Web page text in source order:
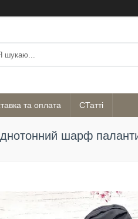
та оплата СТатті
шарф